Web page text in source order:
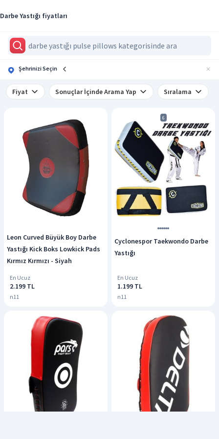
Darbe Yastığı fiyatları
Şehrinizi Seçin
Fiyat Sonuçlar İçinde Arama Yap Sıralama
Leon Curved Büyük Boy Darbe
Yastığı Kick Boks Lowkick Pads
Kırmız Kırmızı - Siyah
En Ucuz
2.199 TL
n11
6
Cyclonespor Taekwondo Darbe
Yastığı
En Ucuz
1.199 TL
n11